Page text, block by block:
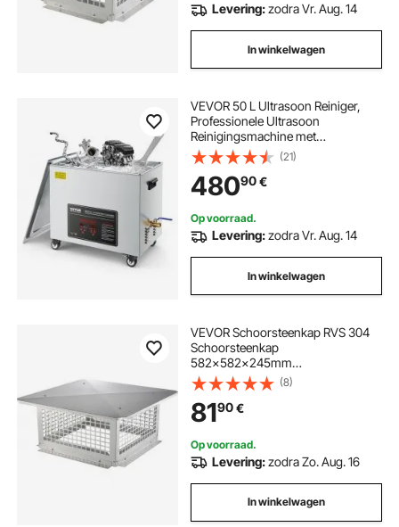
Levering:zodra Vr. Aug. 14
In winkelwagen
VEVOR 50 L Ultrasoon Reiniger,
Professionele Ultrasoon
Reinigingsmachine met
Reinigingsmand en Digitaal Display,
840 W RVS 40 kHz
Reinigingsmachine met Wielen
voor Onderdelen, Carburateurs en
Instrumenten
(21)
48090€
Op voorraad.
Levering:zodra Vr. Aug. 14
In winkelwagen
VEVOR Schoorsteenkap RVS 304
Schoorsteenkap
582x582x245mm
Schoorsteenkap
Vogelbescherming Regenkap
Schoorsteenkap 2
Installatiemethode Schoorsteenkap
Compatibel met verschillende
soorten schoorstenen
(8)
8190€
Op voorraad.
Levering:zodra Zo. Aug. 16
In winkelwagen